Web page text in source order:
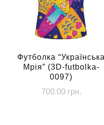
Футболка “Українська
Мрія” (3D-futbolka-
0097)
700.00 грн.